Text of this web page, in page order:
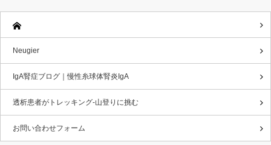
Neugier
IgA腎症ブログ｜慢性糸球体腎炎IgA
透析患者がトレッキング-山登りに挑む
お問い合わせフォーム